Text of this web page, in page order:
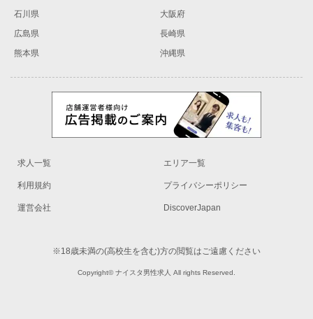
石川県
大阪府
広島県
長崎県
熊本県
沖縄県
求人一覧 エリア一覧
利用規約 プライバシーポリシー
運営会社 DiscoverJapan
※18歳未満の(高校生を含む)方の閲覧はご遠慮ください
Copyright© ナイスタ男性求人 All rights Reserved.